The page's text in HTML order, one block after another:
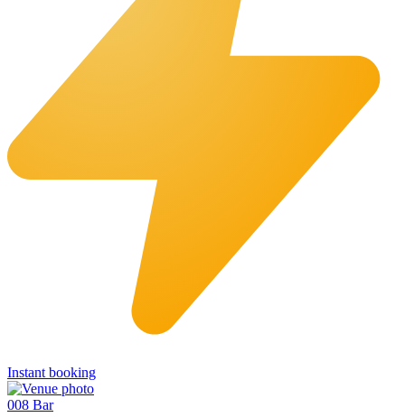
Instant booking
008 Bar